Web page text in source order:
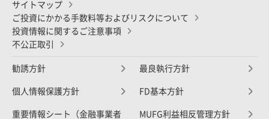
サイトマップ
ご投資にかかる手数料等およびリスクについて
投資情報に関するご注意事項
不公正取引
勧誘方針 最良執行方針
個人情報保護方針 FD基本方針
重要情報シート（金融事業者
MUFG利益相反管理方針